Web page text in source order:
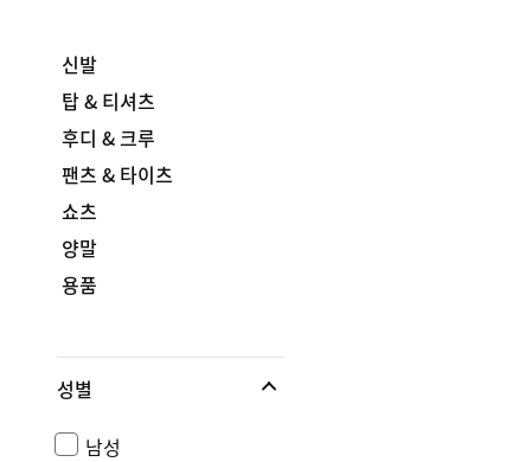
신발
탑 & 티셔츠
후디 & 크루
팬츠 & 타이츠
쇼츠
양말
용품
성별
남성